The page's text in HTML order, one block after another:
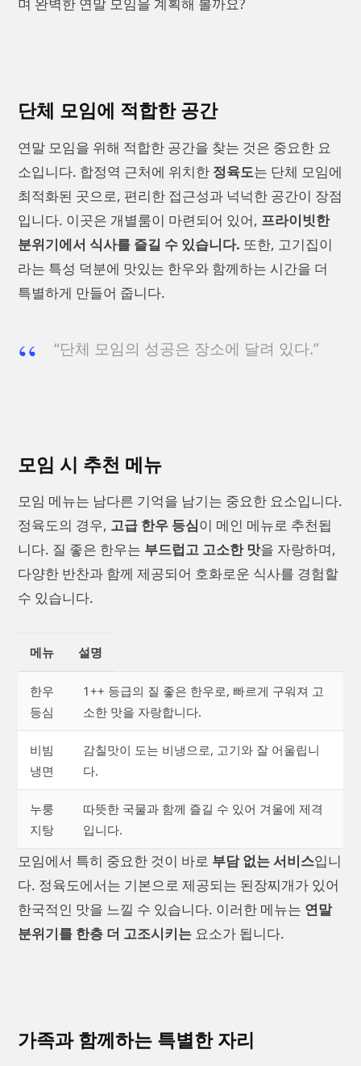
며 완벽한 연말 모임을 계획해 볼까요?
단체 모임에 적합한 공간
연말 모임을 위해 적합한 공간을 찾는 것은 중요한 요
소입니다. 합정역 근처에 위치한 정육도는 단체 모임에
최적화된 곳으로, 편리한 접근성과 넉넉한 공간이 장점
입니다. 이곳은 개별룸이 마련되어 있어, 프라이빗한
분위기에서 식사를 즐길 수 있습니다. 또한, 고기집이
라는 특성 덕분에 맛있는 한우와 함께하는 시간을 더
특별하게 만들어 줍니다.
“단체 모임의 성공은 장소에 달려 있다.”
모임 시 추천 메뉴
모임 메뉴는 남다른 기억을 남기는 중요한 요소입니다.
정육도의 경우, 고급 한우 등심이 메인 메뉴로 추천됩
니다. 질 좋은 한우는 부드럽고 고소한 맛을 자랑하며,
다양한 반찬과 함께 제공되어 호화로운 식사를 경험할
수 있습니다.
메뉴 설명
한우
등심
1++ 등급의 질 좋은 한우로, 빠르게 구워져 고
소한 맛을 자랑합니다.
비빔
냉면
감칠맛이 도는 비냉으로, 고기와 잘 어울립니
다.
누룽
지탕
따뜻한 국물과 함께 즐길 수 있어 겨울에 제격
입니다.
모임에서 특히 중요한 것이 바로 부담 없는 서비스입니
다. 정육도에서는 기본으로 제공되는 된장찌개가 있어
한국적인 맛을 느낄 수 있습니다. 이러한 메뉴는 연말
분위기를 한층 더 고조시키는 요소가 됩니다.
가족과 함께하는 특별한 자리